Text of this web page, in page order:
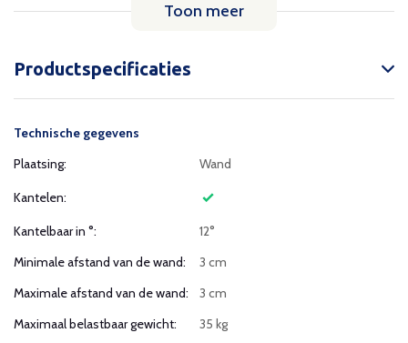
Toon meer
Productspecificaties
Technische gegevens
Plaatsing:
Wand
Kantelen:
Kantelbaar in °:
12°
Minimale afstand van de wand:
3 cm
Maximale afstand van de wand:
3 cm
Maximaal belastbaar gewicht:
35 kg